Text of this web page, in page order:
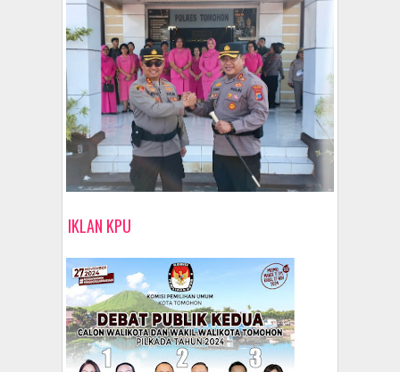
IKLAN KPU